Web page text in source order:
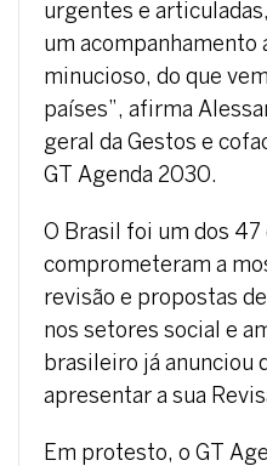
urgentes e
um acompanhamento
minucioso, do que
países”, afirma
geral da Gestos e
GT Agenda 2030.
O Brasil foi um dos 47
comprometeram a
revisão e propostas
nos setores social e
brasileiro já anunciou
apresentar a sua
Em protesto, o GT